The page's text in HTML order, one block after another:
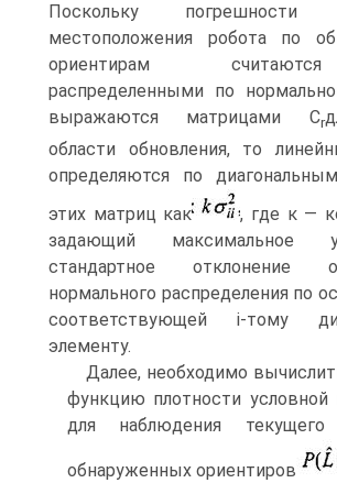
Поскольку погрешности
местоположения робота по
ориентирам
распределенными по
выражаются матрицами Cr
области обновления, то
определяются по
этих матриц как
, где к —
задающий макси­мальное
стандартное отклонение
нормального распре­деления по
соответствующей і-тому
элементу.
Далее, необходимо
функцию плотности условной
для наблюдения текущего
обнаруженных ориентиров